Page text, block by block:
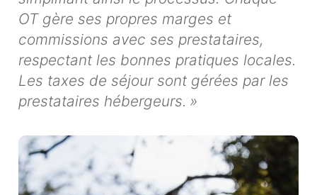
OT gère ses propres marges et
commissions avec ses prestataires,
respectant les bonnes pratiques locales.
Les taxes de séjour sont gérées par les
prestataires hébergeurs. »